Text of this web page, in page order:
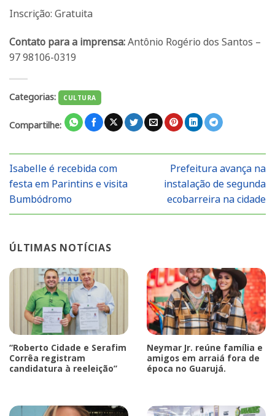
Inscrição: Gratuita
Contato para a imprensa:Antônio Rogério dos Santos –
97 98106-0319
Categorias: CULTURA
Compartilhe:
Isabelle é recebida com
festa em Parintins e visita
Bumbódromo
Prefeitura avança na
instalação de segunda
ecobarreira na cidade
ÚLTIMAS NOTÍCIAS
“Roberto Cidade e Serafim
Corrêa registram
candidatura à reeleição”
Neymar Jr. reúne família e
amigos em arraiá fora de
época no Guarujá.